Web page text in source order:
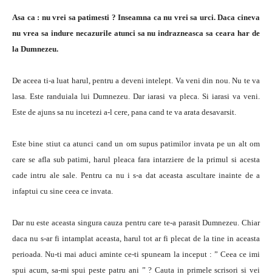
Asa ca : nu vrei sa patimesti ? Inseamna ca nu vrei sa urci. Daca cineva
nu vrea sa indure necazurile atunci sa nu indrazneasca sa ceara har de
la Dumnezeu.
De aceea ti-a luat harul, pentru a deveni intelept. Va veni din nou. Nu te va
lasa. Este randuiala lui Dumnezeu. Dar iarasi va pleca. Si iarasi va veni.
Este de ajuns sa nu incetezi a-l cere, pana cand te va arata desavarsit.
Este bine stiut ca atunci cand un om supus patimilor invata pe un alt om
care se afla sub patimi, harul pleaca fara intarziere de la primul si acesta
cade intru ale sale. Pentru ca nu i s-a dat aceasta ascultare inainte de a
infaptui cu sine ceea ce invata.
Dar nu este aceasta singura cauza pentru care te-a parasit Dumnezeu. Chiar
daca nu s-ar fi intamplat aceasta, harul tot ar fi plecat de la tine in aceasta
perioada. Nu-ti mai aduci aminte ce-ti spuneam la inceput : ” Ceea ce imi
spui acum, sa-mi spui peste patru ani ” ? Cauta in primele scrisori si vei